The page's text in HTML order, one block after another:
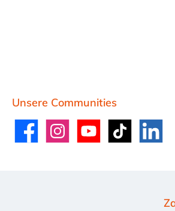
Unsere Communities
FacebookInstagramYouTube TikTok LinkedIn